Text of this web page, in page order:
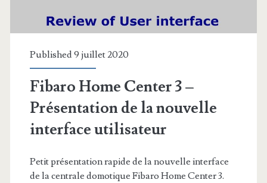
Smart
Home
Published 9 juillet 2020
Fibaro Home Center 3 –
Présentation de la nouvelle
interface utilisateur
Petit présentation rapide de la nouvelle interface
de la centrale domotique Fibaro Home Center 3.